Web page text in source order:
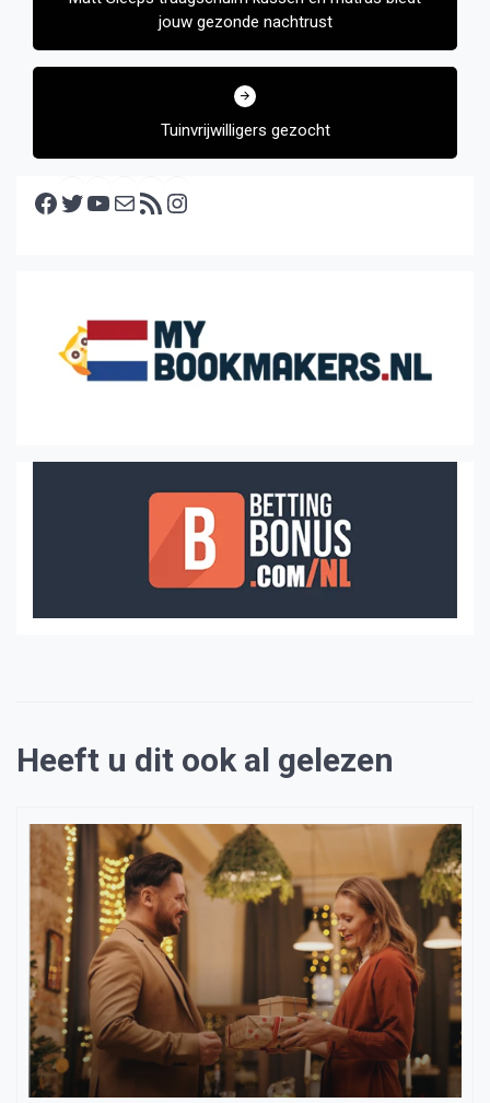
jouw gezonde nachtrust
Tuinvrijwilligers gezocht
Facebook Twitter YouTube E-mail RSS feed
Heeft u dit ook al gelezen